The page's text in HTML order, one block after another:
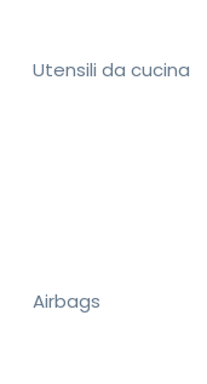
Utensili da cucina
Airbags